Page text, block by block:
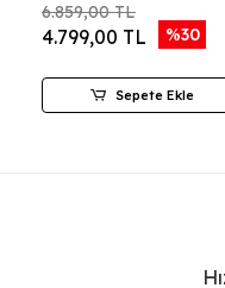
6.859,00 TL
4.799,00 TL %30
Sepete Ekle